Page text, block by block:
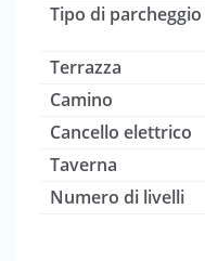
Tipo di parcheggio
Terrazza
Camino
Cancello elettrico
Taverna
Numero di livelli